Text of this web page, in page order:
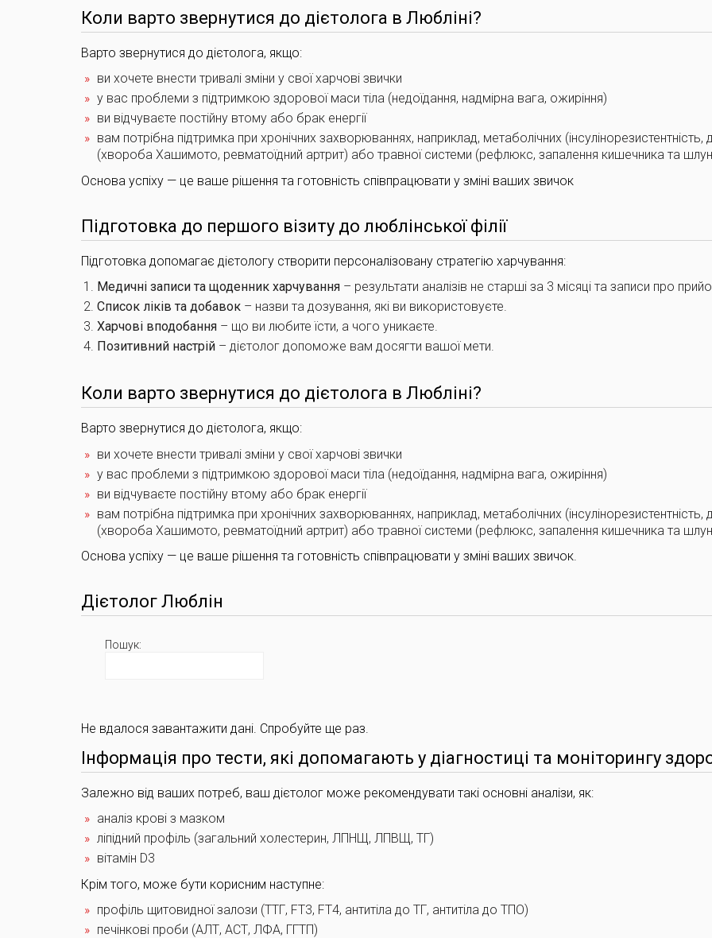
Коли варто звернутися до дієтолога в Любліні?
Варто звернутися до дієтолога, якщо:
ви хочете внести тривалі зміни у свої харчові звички
у вас проблеми з підтримкою здорової маси тіла (недоїдання, надмірна вага, ожиріння)
ви відчуваєте постійну втому або брак енергії
вам потрібна підтримка при хронічних захворюваннях, наприклад, метаболічних (інсулінорезистентність,
(хвороба Хашимото, ревматоїдний артрит) або травної системи (рефлюкс, запалення кишечника та
Основа успіху — це ваше рішення та готовність співпрацювати у зміні ваших звичок
Підготовка до першого візиту до люблінської філії
Підготовка допомагає дієтологу створити персоналізовану стратегію харчування:
Медичні записи та щоденник харчування – результати аналізів не старші за 3 місяці та записи про
Список ліків та добавок – назви та дозування, які ви використовуєте.
Харчові вподобання – що ви любите їсти, а чого уникаєте.
Позитивний настрій – дієтолог допоможе вам досягти вашої мети.
Коли варто звернутися до дієтолога в Любліні?
Варто звернутися до дієтолога, якщо:
ви хочете внести тривалі зміни у свої харчові звички
у вас проблеми з підтримкою здорової маси тіла (недоїдання, надмірна вага, ожиріння)
ви відчуваєте постійну втому або брак енергії
вам потрібна підтримка при хронічних захворюваннях, наприклад, метаболічних (інсулінорезистентність,
(хвороба Хашимото, ревматоїдний артрит) або травної системи (рефлюкс, запалення кишечника та
Основа успіху — це ваше рішення та готовність співпрацювати у зміні ваших звичок.
Дієтолог Люблін
Пошук:
Не вдалося завантажити дані. Спробуйте ще раз.
Інформація про тести, які допомагають у діагностиці та моніторингу
Залежно від ваших потреб, ваш дієтолог може рекомендувати такі основні аналізи, як:
аналіз крові з мазком
ліпідний профіль (загальний холестерин, ЛПНЩ, ЛПВЩ, ТГ)
вітамін D3
Крім того, може бути корисним наступне:
профіль щитовидної залози (ТТГ, FT3, FT4, антитіла до ТГ, антитіла до ТПО)
печінкові проби (АЛТ, АСТ, ЛФА, ГГТП)